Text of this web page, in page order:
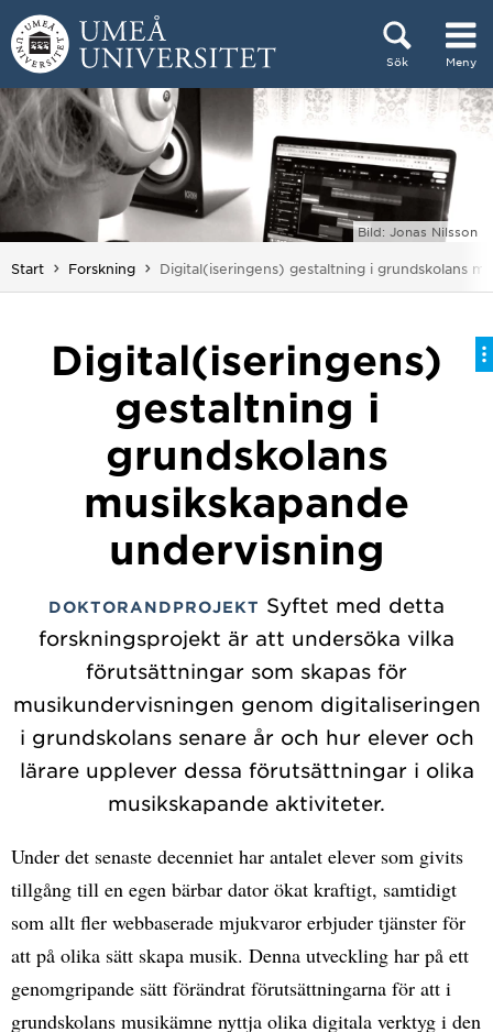
Hoppa direkt till innehållet
Sök Meny
Huvudmenyn dold.
Bild: Jonas Nilsson
Start Forskning Du är här:
Digital(iseringens) gestaltning i grundskolans
Digital(iseringens)
gestaltning i
grundskolans
musikskapande
undervisning
DOKTORANDPROJEKT Syftet med detta
forskningsprojekt är att undersöka vilka
förutsättningar som skapas för
musikundervisningen genom digitaliseringen
i grundskolans senare år och hur elever och
lärare upplever dessa förutsättningar i olika
musikskapande aktiviteter.
Under det senaste decenniet har antalet elever som givits
tillgång till en egen bärbar dator ökat kraftigt, samtidigt
som allt fler webbaserade mjukvaror erbjuder tjänster för
att på olika sätt skapa musik. Denna utveckling har på ett
genomgripande sätt förändrat förutsättningarna för att i
grundskolans musikämne nyttja olika digitala verktyg i den